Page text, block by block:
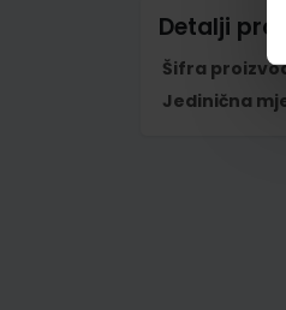
Detalji
Šifra
Jedinična